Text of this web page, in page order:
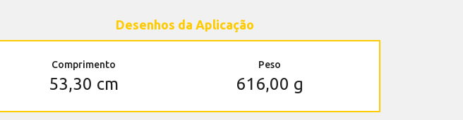
Desenhos da Aplicação
Comprimento
53,30 cm
Peso
616,00 g